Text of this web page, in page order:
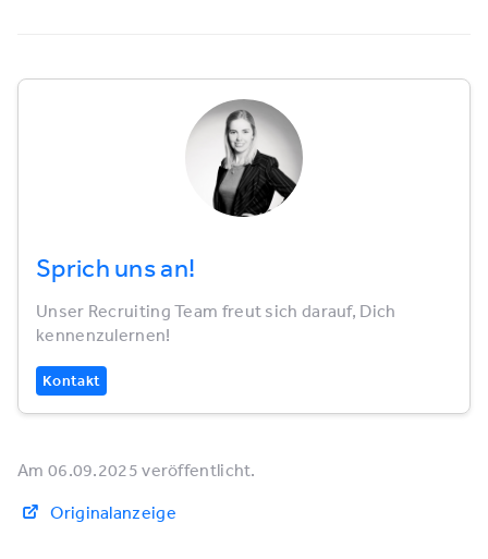
Sprich uns an!
Unser Recruiting Team freut sich darauf, Dich
kennenzulernen!
Kontakt
Am 06.09.2025 veröffentlicht.
Originalanzeige